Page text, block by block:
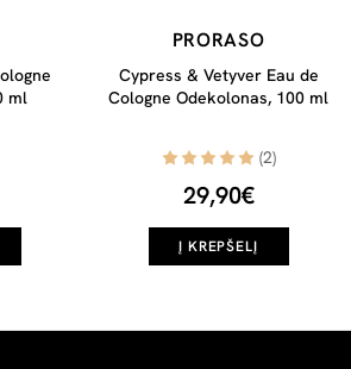
ml
PRORASO
Cypress & Vetyver Eau de
Cologne Odekolonas, 100 ml
(2)
29,90€
Į KREPŠELĮ